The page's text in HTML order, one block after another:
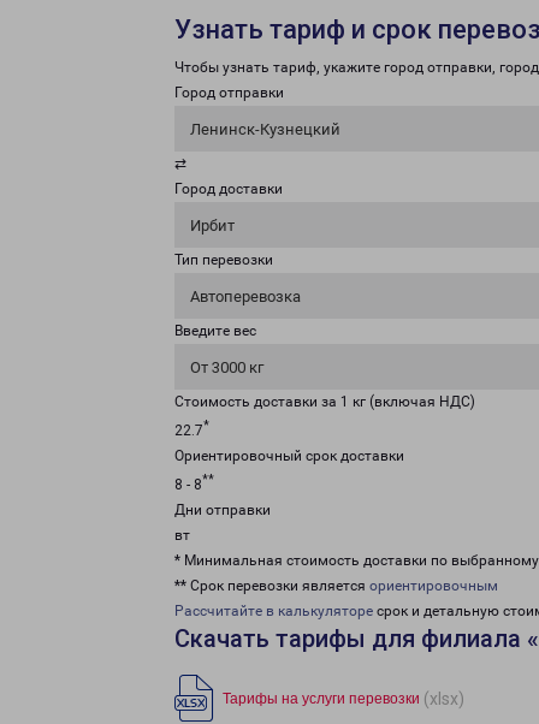
Узнать тариф и срок
Чтобы узнать тариф, укажите город отправки,
Город отправки
Ленинск-Кузнецкий
⇄
Город доставки
Ирбит
Тип перевозки
Автоперевозка
Введите вес
От 3000 кг
Стоимость доставки за 1 кг (включая НДС)
22.7*
Ориентировочный срок доставки
8 - 8**
Дни отправки
вт
* Минимальная стоимость доставки по
** Срок перевозки является ориентировочным
Рассчитайте в калькуляторе срок и детальную
Скачать тарифы для филиала
Тарифы на услуги перевозки (xlsx)